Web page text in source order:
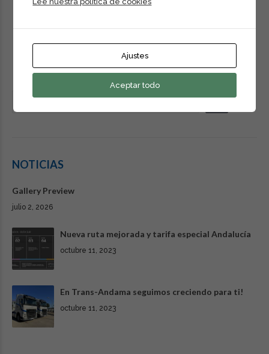
para publicar un comentario.
NOTICIAS
Gallery Preview
julio 2, 2026
Nueva ruta mejorada y tarifa especial Andalucía
octubre 11, 2023
En Trans-Andama seguimos creciendo para ti!
octubre 11, 2023
Ajustes
Aceptar todo